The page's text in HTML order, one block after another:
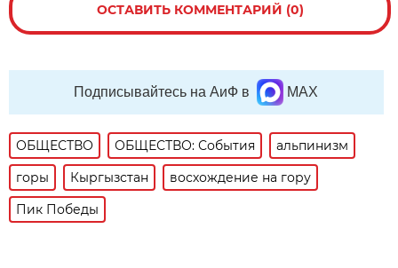
ОСТАВИТЬ КОММЕНТАРИЙ (0)
Подписывайтесь на АиФ в MAX
ОБЩЕСТВО ОБЩЕСТВО: События
альпинизм
горы
Кыргызстан
восхождение на гору
Пик Победы